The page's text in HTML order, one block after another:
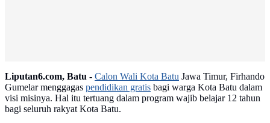
Liputan6.com, Batu - Calon Wali Kota Batu Jawa Timur, Firhando
Gumelar menggagas pendidikan gratis bagi warga Kota Batu dalam
visi misinya. Hal itu tertuang dalam program wajib belajar 12 tahun
bagi seluruh rakyat Kota Batu.